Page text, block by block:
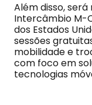
Além disso,
Intercâmbio M-
dos Estados
sessões
mobilidade e
com foco em
tecnologias